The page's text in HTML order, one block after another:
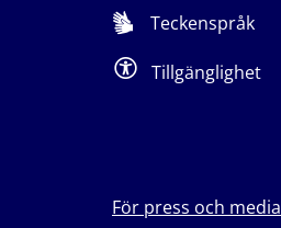
Teckenspråk
Tillgänglighet
För press och media